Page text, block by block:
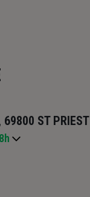
69800 ST PRIEST
/ 14h – 18h